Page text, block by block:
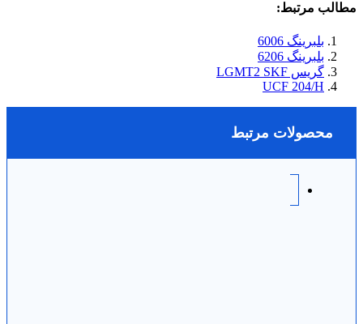
مطالب مرتبط:
بلبرینگ 6006
بلبرینگ 6206
گریس LGMT2 SKF
UCF 204/H
محصولات مرتبط